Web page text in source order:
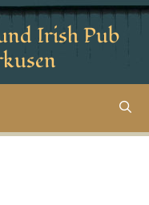
Irish Pub